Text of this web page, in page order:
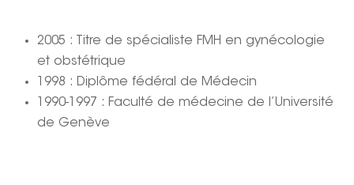
2005 : Titre de spécialiste FMH en gynécologie
et obstétrique
1998 : Diplôme fédéral de Médecin
1990-1997 : Faculté de médecine de l’Université
de Genève